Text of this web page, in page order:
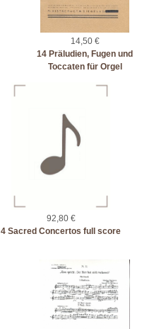
14,50 €
14 Präludien, Fugen und
Toccaten für Orgel
92,80 €
4 Sacred Concertos full score